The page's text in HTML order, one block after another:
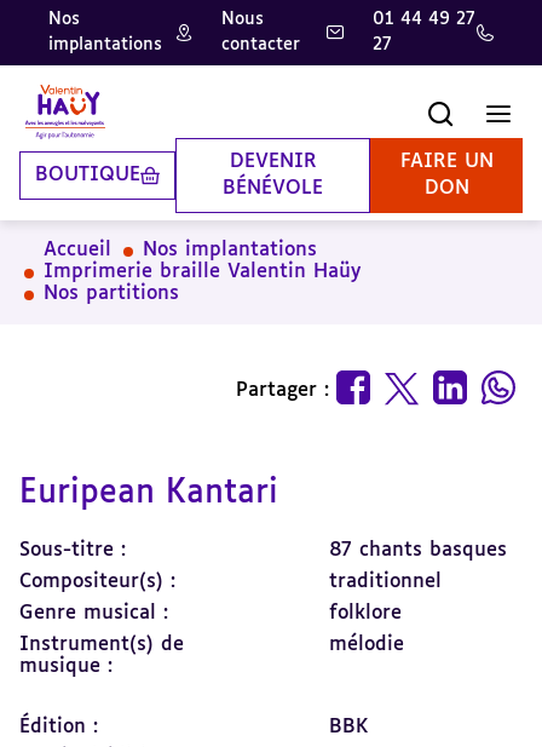
Aller
contenu
principal
Aller
pied
de
page
Aller
la
recherche
Nos
implantations
Nous
contacter
01 44 49 27
27
BOUTIQUE
DEVENIR
BÉNÉVOLE
FAIRE UN
DON
Accueil
Nos implantations
Imprimerie braille Valentin Haüy
Nos partitions
Partager :
Euripean Kantari
Sous-titre :
87 chants basques
Compositeur(s) :
traditionnel
Genre musical :
folklore
Instrument(s) de
musique :
mélodie
Édition :
BBK